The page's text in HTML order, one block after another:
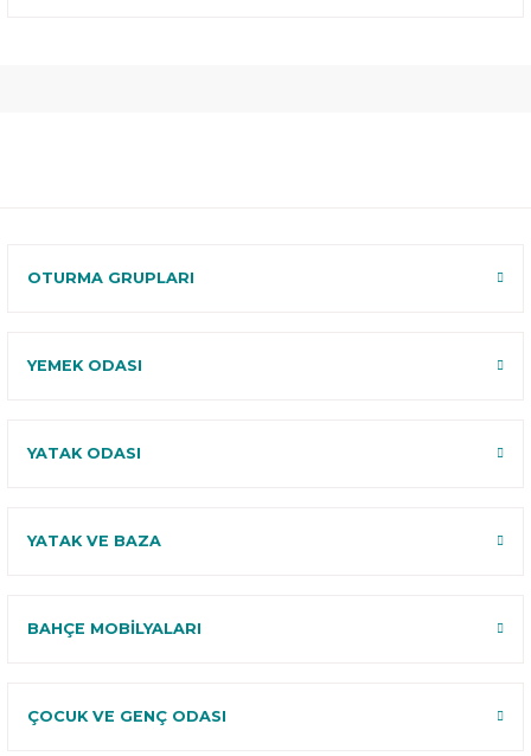
OTURMA GRUPLARI
YEMEK ODASI
YATAK ODASI
YATAK VE BAZA
BAHÇE MOBİLYALARI
ÇOCUK VE GENÇ ODASI